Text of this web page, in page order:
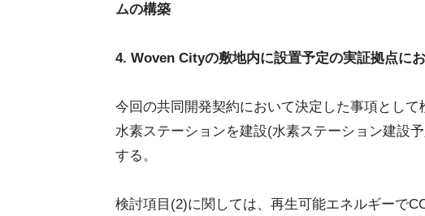
ムの構築
4. Woven Cityの敷地内に設置予定の実証拠点に
今回の共同開発契約において決定した事項とし
水素ステーションを建設(水素ステーション建設
する。
検討項目(2)に関しては、再生可能エネルギーで